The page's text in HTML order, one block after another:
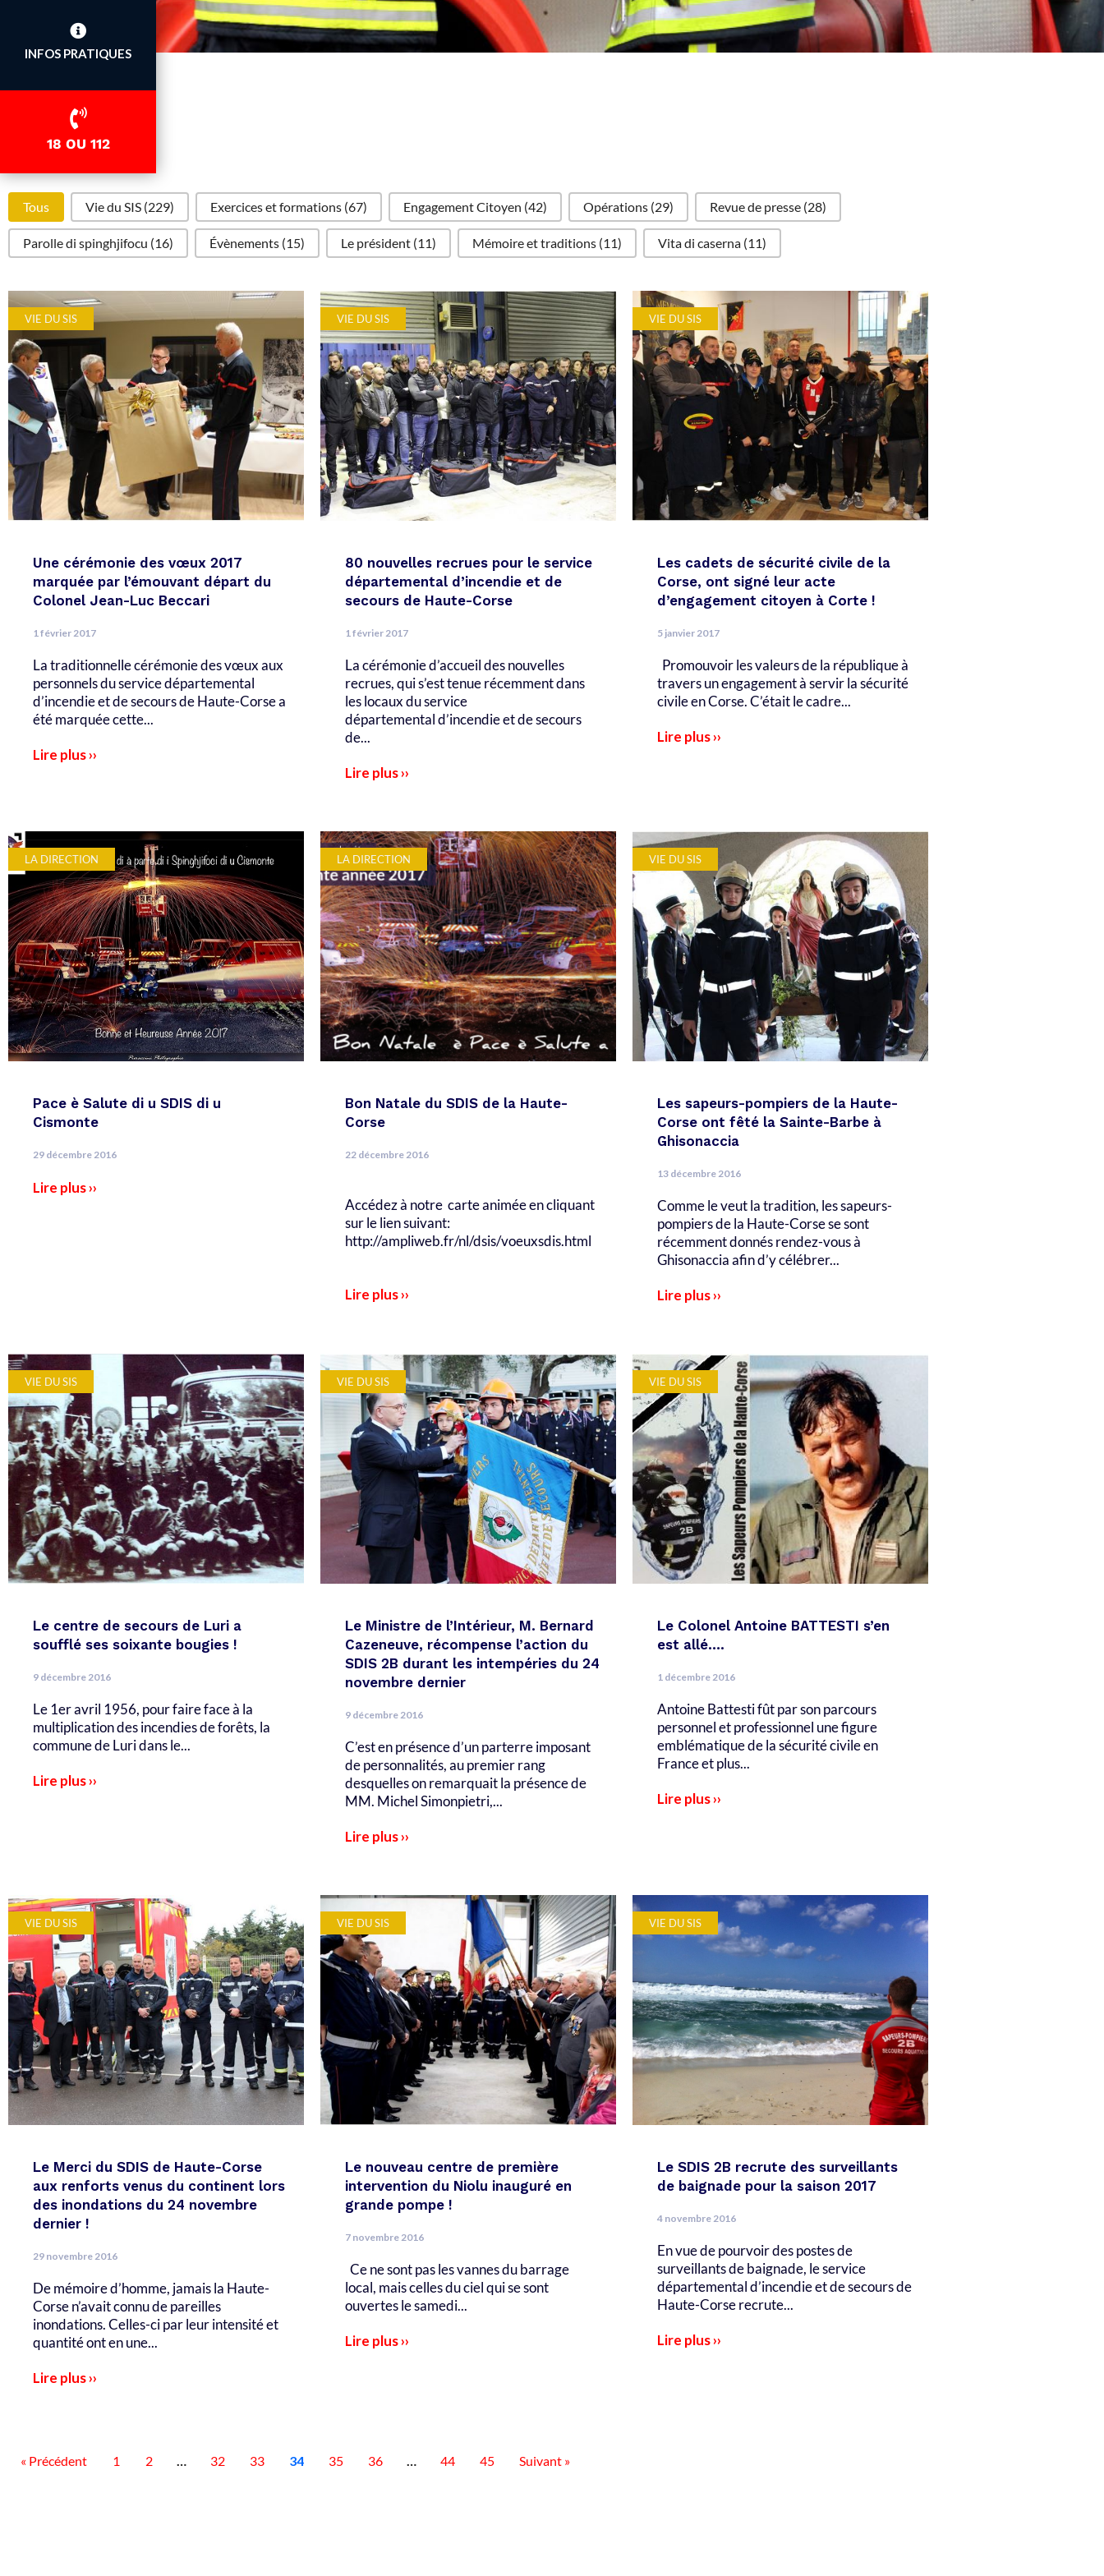
INFOS PRATIQUES
18 OU 112
tagTous Vie du SIS (229) Exercices et formations (67) Engagement Citoyen (42) Opérations (29) Revue de presse (28)
Parolle di spinghjifocu (16) Évènements (15) Le président (11) Mémoire et traditions (11) Vita di caserna (11)
VIE DU SIS
Une cérémonie des vœux 2017
marquée par l’émouvant départ du
Colonel Jean-Luc Beccari
1 février 2017
La traditionnelle cérémonie des vœux aux
personnels du service départemental
d’incendie et de secours de Haute-Corse a
été marquée cette...
Lire plus ››
VIE DU SIS
80 nouvelles recrues pour le service
départemental d’incendie et de
secours de Haute-Corse
1 février 2017
La cérémonie d’accueil des nouvelles
recrues, qui s’est tenue récemment dans
les locaux du service
départemental d’incendie et de secours
de...
Lire plus ››
VIE DU SIS
Les cadets de sécurité civile de la
Corse, ont signé leur acte
d’engagement citoyen à Corte !
5 janvier 2017
Promouvoir les valeurs de la république à
travers un engagement à servir la sécurité
civile en Corse. C’était le cadre...
Lire plus ››
LA DIRECTION
Pace è Salute di u SDIS di u
Cismonte
29 décembre 2016
Lire plus ››
LA DIRECTION
Bon Natale du SDIS de la Haute-
Corse
22 décembre 2016
Accédez à notre carte animée en cliquant
sur le lien suivant:
http://ampliweb.fr/nl/dsis/voeuxsdis.html
Lire plus ››
VIE DU SIS
Les sapeurs-pompiers de la Haute-
Corse ont fêté la Sainte-Barbe à
Ghisonaccia
13 décembre 2016
Comme le veut la tradition, les sapeurs-
pompiers de la Haute-Corse se sont
récemment donnés rendez-vous à
Ghisonaccia afin d’y célébrer...
Lire plus ››
VIE DU SIS
Le centre de secours de Luri a
soufflé ses soixante bougies !
9 décembre 2016
Le 1er avril 1956, pour faire face à la
multiplication des incendies de forêts, la
commune de Luri dans le...
Lire plus ››
VIE DU SIS
Le Ministre de l’Intérieur, M. Bernard
Cazeneuve, récompense l’action du
SDIS 2B durant les intempéries du 24
novembre dernier
9 décembre 2016
C’est en présence d’un parterre imposant
de personnalités, au premier rang
desquelles on remarquait la présence de
MM. Michel Simonpietri,...
Lire plus ››
VIE DU SIS
Le Colonel Antoine BATTESTI s’en
est allé….
1 décembre 2016
Antoine Battesti fût par son parcours
personnel et professionnel une figure
emblématique de la sécurité civile en
France et plus...
Lire plus ››
VIE DU SIS
Le Merci du SDIS de Haute-Corse
aux renforts venus du continent lors
des inondations du 24 novembre
dernier !
29 novembre 2016
De mémoire d’homme, jamais la Haute-
Corse n’avait connu de pareilles
inondations. Celles-ci par leur intensité et
quantité ont en une...
Lire plus ››
VIE DU SIS
Le nouveau centre de première
intervention du Niolu inauguré en
grande pompe !
7 novembre 2016
Ce ne sont pas les vannes du barrage
local, mais celles du ciel qui se sont
ouvertes le samedi...
Lire plus ››
VIE DU SIS
Le SDIS 2B recrute des surveillants
de baignade pour la saison 2017
4 novembre 2016
En vue de pourvoir des postes de
surveillants de baignade, le service
départemental d’incendie et de secours de
Haute-Corse recrute...
Lire plus ››
« Précédent 1 2 … 32 33 34 35 36 … 44 45 Suivant »